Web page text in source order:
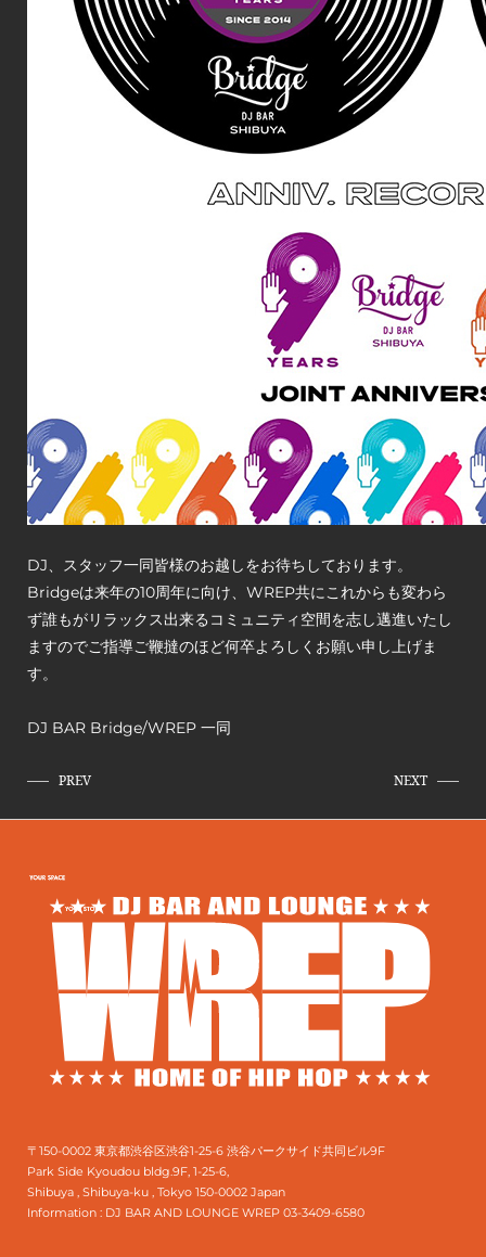
DJ、スタッフ一同皆様のお越しをお待ちしております。
Bridgeは来年の10周年に向け、WREP共にこれからも変わら
ず誰もがリラックス出来るコミュニティ空間を志し邁進いたし
ますのでご指導ご鞭撻のほど何卒よろしくお願い申し上げま
す。
DJ BAR Bridge/WREP 一同
PREV NEXT
〒150-0002 東京都渋谷区渋谷1-25-6 渋谷パークサイド共同ビル9F
Park Side Kyoudou bldg.9F, 1-25-6,
Shibuya , Shibuya-ku , Tokyo 150-0002 Japan
Information : DJ BAR AND LOUNGE WREP 03-3409-6580